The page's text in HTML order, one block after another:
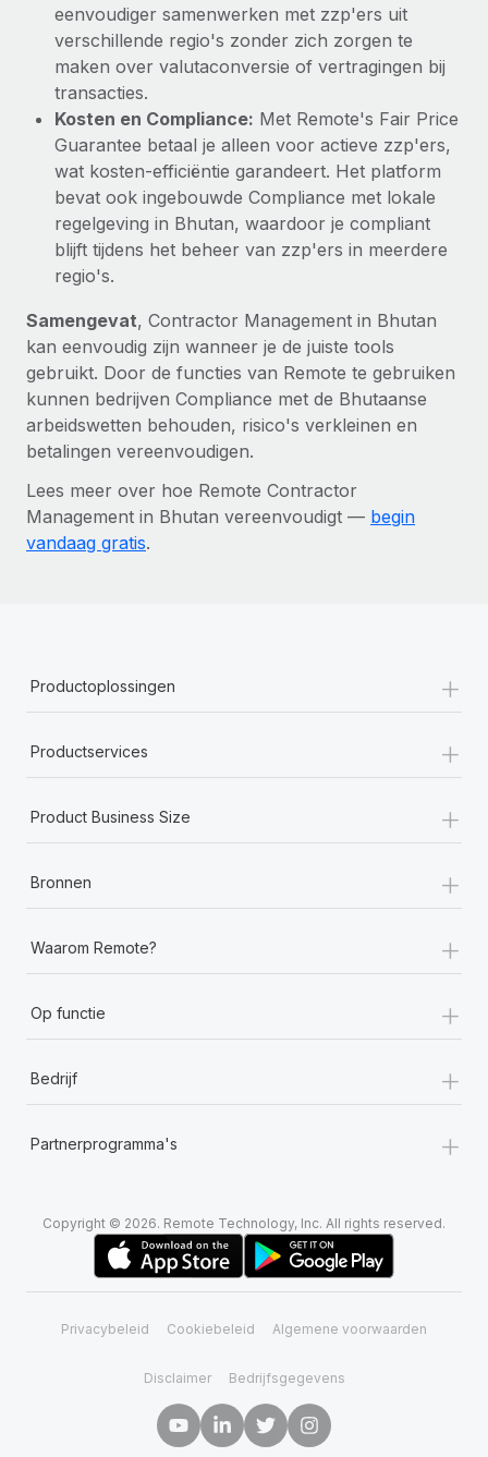
eenvoudiger samenwerken met zzp'ers uit
verschillende regio's zonder zich zorgen te
maken over valutaconversie of vertragingen bij
transacties.
Kosten en Compliance: Met Remote's Fair Price
Guarantee betaal je alleen voor actieve zzp'ers,
wat kosten‑efficiëntie garandeert. Het platform
bevat ook ingebouwde Compliance met lokale
regelgeving in Bhutan, waardoor je compliant
blijft tijdens het beheer van zzp'ers in meerdere
regio's.
Samengevat, Contractor Management in Bhutan
kan eenvoudig zijn wanneer je de juiste tools
gebruikt. Door de functies van Remote te gebruiken
kunnen bedrijven Compliance met de Bhutaanse
arbeidswetten behouden, risico's verkleinen en
betalingen vereenvoudigen.
Lees meer over hoe Remote Contractor
Management in Bhutan vereenvoudigt — begin
vandaag gratis.
Productoplossingen +
Productservices +
Product Business Size +
Bronnen +
Waarom Remote? +
Op functie +
Bedrijf +
Partnerprogramma's +
Copyright © 2026. Remote Technology, Inc. All rights reserved.
Privacybeleid Cookiebeleid Algemene voorwaarden
Disclaimer Bedrijfsgegevens